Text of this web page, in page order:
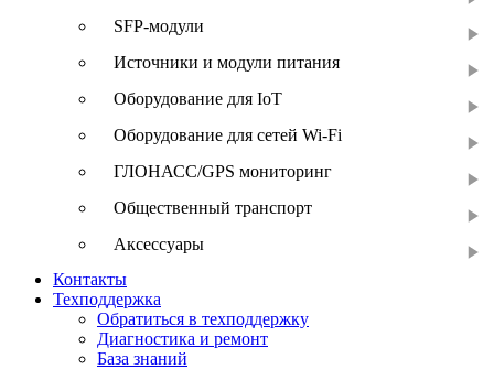
SFP-модули
Источники и модули питания
Оборудование для IoT
Оборудование для сетей Wi-Fi
ГЛОНАСС/GPS мониторинг
Общественный транспорт
Аксессуары
Контакты
Техподдержка
Обратиться в техподдержку
Диагностика и ремонт
База знаний